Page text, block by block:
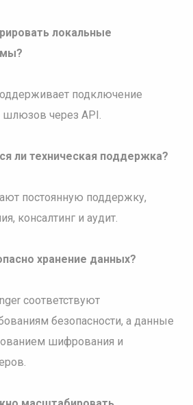
локальные
подключение
через API.
ли техническая поддержка?
постоянную поддержку,
консалтинг и аудит.
хранение данных?
соответствуют
безопасности, а данные
шифрования и